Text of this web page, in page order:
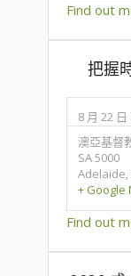
Find out
把握
8 月 22 日
澳亞基督
SA 5000
Adelaide,
+ Google
Find out